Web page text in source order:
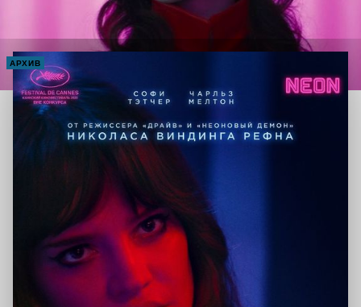
АРХИВ